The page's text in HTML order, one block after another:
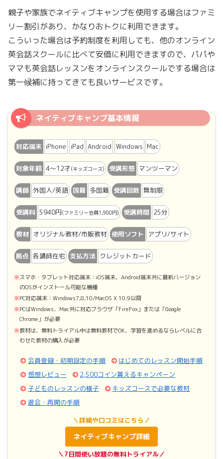
親子や家族でネイティブキャンプを使用する場合はファミ
リー割引があり、かなりおトクに利用できます。
こういった場合は予約制度を利用しても、他のオンライン
英会話スクールに比べて安価に利用できますので、パパや
ママも英会話レッスンをオンラインスクールでする場合は
第一候補に持ってきても良いサービスです。
ネイティブキャンプ基本情報
対応端末 iPhone iPad Android Windows Mac
対象年齢 4〜12才(キッズコース) 受講形態 マンツーマン
講師 外国人/英語 国籍 多国籍 受講回数 無制限
受講料 5940円(ファミリー会員1,980円) 受講時間 25分
教材 オリジナル教材/市販教材 使用ソフト アプリ/サイト
拠点 各講師在宅 支払方法 クレジットカード
スマホ・タブレット対応端末：iOS端末、Android端末共に最新バージョン
のOSがインストール可能な機種
PC対応端末：Windows7,8,10/MacOS X 10.9以降
PCはWindows、Mac共に対応ブラウザ「FireFox」または「Google
Chrome」が必要
教材は、無料トライアル中は無料教材でOK、学習を進めるならレベルに合
わせた教材の購入が必要
会員登録・初期設定の手順
はじめてのレッスン開始手順
感想レビュー
2,500コイン貰えるキャンペーン
子どものレッスンの様子
キッズコースで必要な教材
退会・再開の手順
＼詳細や口コミはこちら／
ネイティブキャンプ詳細
＼7日間使い放題の無料トライアル／